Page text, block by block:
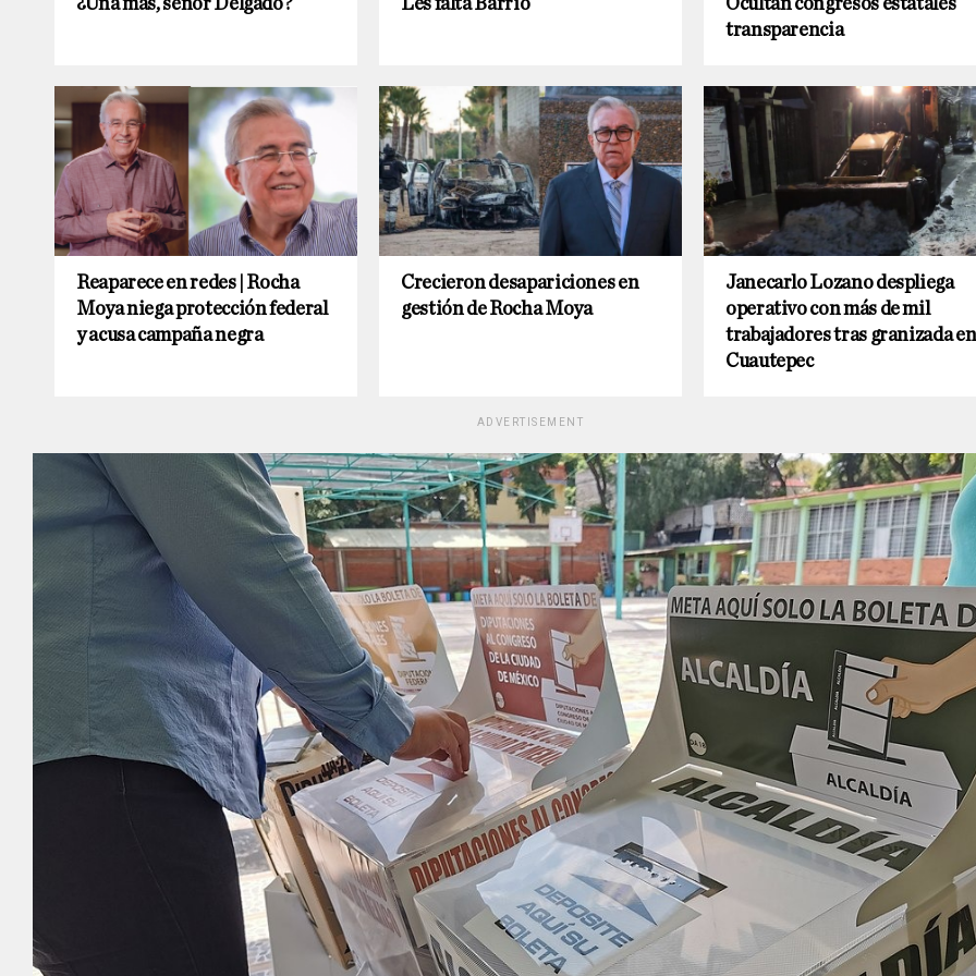
¿Una más, señor Delgado? Les falta Barrio
Ocultan congresos estatales
transparencia
Reaparece en redes | Rocha
Moya niega protección federal
y acusa campaña negra
Crecieron desapariciones en
gestión de Rocha Moya
Janecarlo Lozano despliega
operativo con más de mil
trabajadores tras granizada en
Cuautepec
ADVERTISEMENT